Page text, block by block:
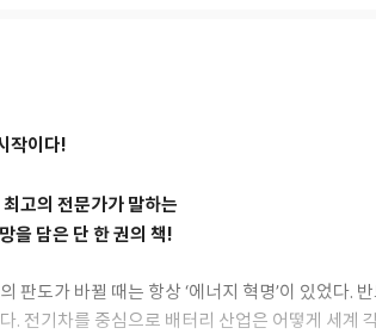
수 경제 유튜브와 공중파 방송에서 앞다투어 찾
보와 ‘코리아 디스카운트’를 불러오는 잘못된 투
터리 분야는 물론 모든 기업에 대한 투자는 산업
기를 바라고 있다.
작이다!
고의 전문가가 말하는
을 담은 단 한 권의 책!
판도가 바뀔 때는 항상 ‘에너지 혁명’이 있었다.
. 전기차를 중심으로 배터리 산업은 어떻게 세계